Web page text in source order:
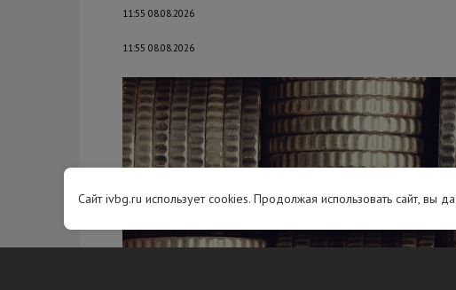
11:55 08.08.2026
11:55 08.08.2026
Сайт ivbg.ru использует cookies. Продолжая использовать сайт, вы